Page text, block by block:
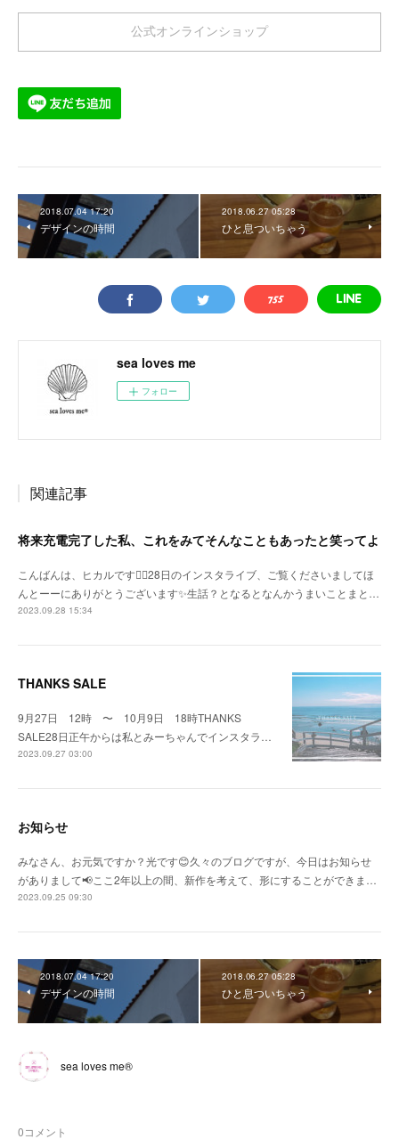
公式オンラインショップ
2018.07.04 17:20
デザインの時間
2018.06.27 05:28
ひと息ついちゃう
sea loves me
フォロー
関連記事
将来充電完了した私、これをみてそんなこともあったと笑ってよ
こんばんは、ヒカルです🙇‍♀️28日のインスタライブ、ご覧くださいましてほ
んとーーにありがとうございます✨生話？となるとなんかうまいことまと…
2023.09.28 15:34
THANKS SALE
9月27日 12時 〜 10月9日 18時THANKS
SALE28日正午からは私とみーちゃんでインスタラ…
2023.09.27 03:00
お知らせ
みなさん、お元気ですか？光です😊久々のブログですが、今日はお知らせ
がありまして📢ここ2年以上の間、新作を考えて、形にすることができま…
2023.09.25 09:30
2018.07.04 17:20
デザインの時間
2018.06.27 05:28
ひと息ついちゃう
sea loves me®︎
0コメント